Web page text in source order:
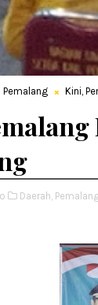
Pemalang Kini,
Daerah,